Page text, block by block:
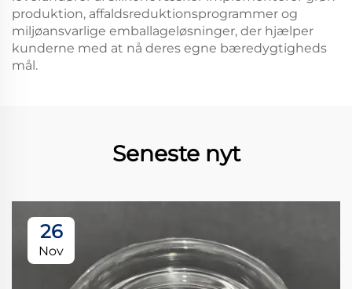
produktion, affaldsreduktionsprogrammer og
miljøansvarlige emballageløsninger, der hjælper
kunderne med at nå deres egne bæredygtigheds
mål.
Seneste nyt
26
Nov